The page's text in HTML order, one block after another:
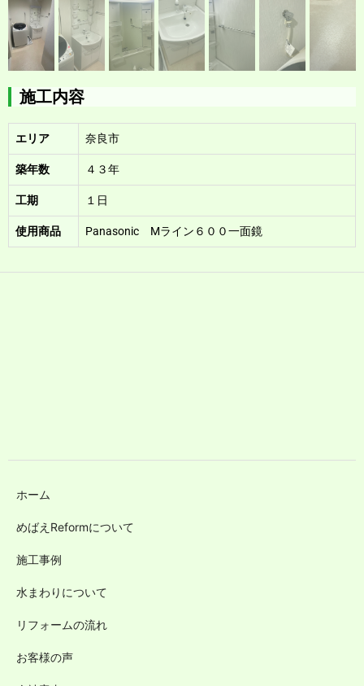
施工内容
エリア 奈良市
築年数 ４３年
工期 １日
使用商品 Panasonic Mライン６００一面鏡
ホーム
めばえReformについて
施工事例
水まわりについて
リフォームの流れ
お客様の声